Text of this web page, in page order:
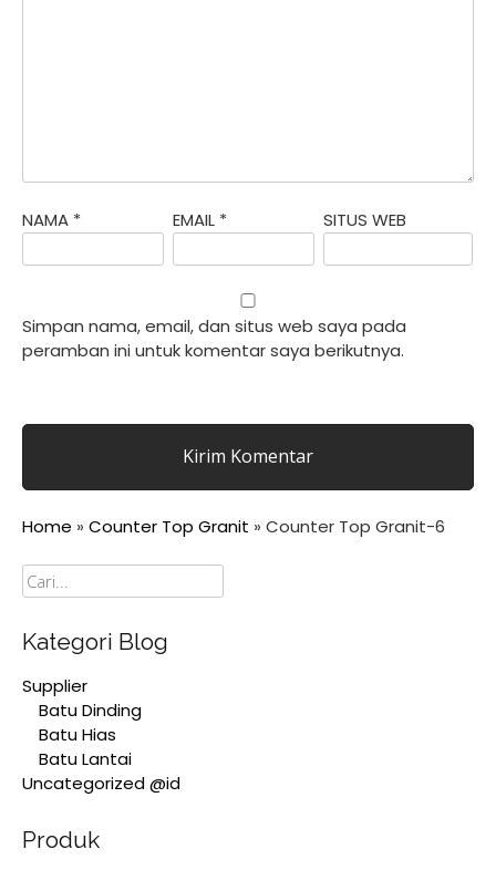
NAMA * EMAIL * SITUS WEB
Simpan nama, email, dan situs web saya pada
peramban ini untuk komentar saya berikutnya.
Home » Counter Top Granit » Counter Top Granit-6
Cari
Kategori Blog
Supplier
Batu Dinding
Batu Hias
Batu Lantai
Uncategorized @id
Produk